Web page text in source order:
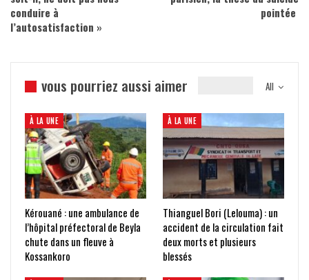
conduire à
l’autosatisfaction »
pointée
All
vous pourriez aussi aimer
À LA UNE
Kérouané : une ambulance de
l’hôpital préfectoral de Beyla
chute dans un fleuve à
Kossankoro
À LA UNE
Thianguel Bori (Lelouma) : un
accident de la circulation fait
deux morts et plusieurs
blessés